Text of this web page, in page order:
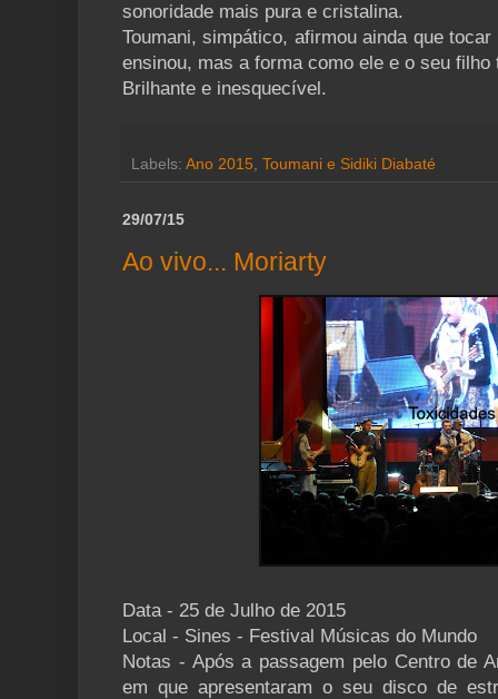
sonoridade mais pura e cristalina.
Toumani, simpático, afirmou ainda que
ensinou, mas a forma como ele e o seu filho
Brilhante e inesquecível.
Labels: Ano 2015, Toumani e Sidiki Diabaté
29/07/15
Ao vivo... Moriarty
Data - 25 de Julho de 2015
Local - Sines - Festival Músicas do Mundo
Notas - Após a passagem pelo Centro de
em que apresentaram o seu disco de